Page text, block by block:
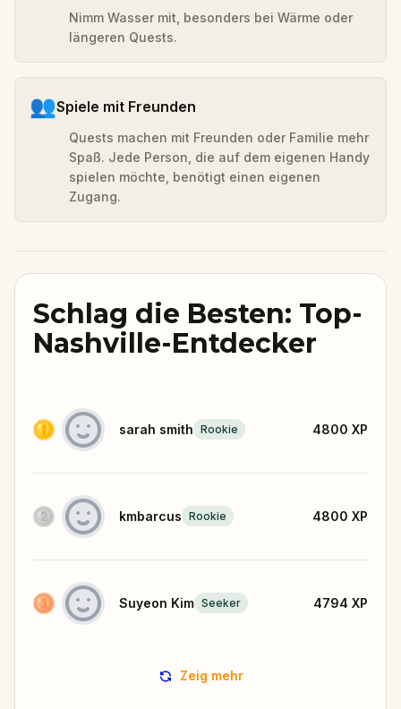
Nimm Wasser mit, besonders bei Wärme oder
längeren Quests.
👥Spiele mit Freunden
Quests machen mit Freunden oder Familie mehr
Spaß. Jede Person, die auf dem eigenen Handy
spielen möchte, benötigt einen eigenen
Zugang.
Schlag die Besten: Top-
Nashville-Entdecker
sarah smith Rookie 4800 XP
kmbarcus Rookie 4800 XP
Suyeon Kim Seeker 4794 XP
Zeig mehr